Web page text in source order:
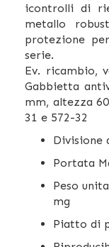
icontrolli di
metallo
protezione
serie.
Ev. ricambio,
Gabbietta
mm, altezza
31 e 572-32
Divisione
Portata
Peso
mg
Piatto di